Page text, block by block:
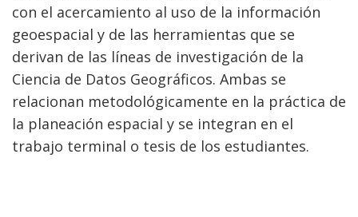
con el acercamiento al uso de la información
geoespacial y de las herramientas que se
derivan de las líneas de investigación de la
Ciencia de Datos Geográficos. Ambas se
relacionan metodológicamente en la práctica de
la planeación espacial y se integran en el
trabajo terminal o tesis de los estudiantes.